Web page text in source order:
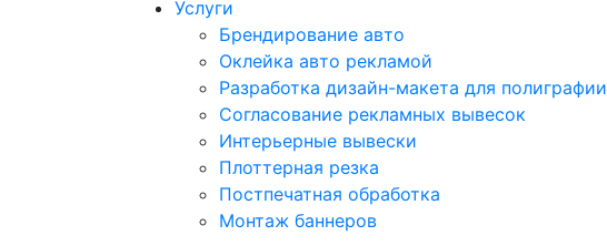
Услуги
Брендирование авто
Оклейка авто рекламой
Разработка дизайн-макета для полиграфии
Согласование рекламных вывесок
Интерьерные вывески
Плоттерная резка
Постпечатная обработка
Монтаж баннеров